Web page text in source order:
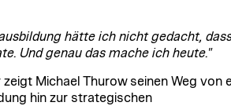
hätte ich nicht gedacht,
Und genau das mache ich heute."
Michael Thurowseinen Weg von
hin zur strategischen